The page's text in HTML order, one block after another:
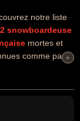
notre liste
2 snowboardeuse
mortes et
comme par
les domaines du
+
+